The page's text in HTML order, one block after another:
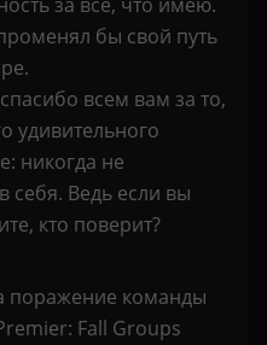
бы свой путь
всем вам за то,
удивительного
никогда не
себя. Ведь если вы
кто поверит?
поражение команды
Fall Groups